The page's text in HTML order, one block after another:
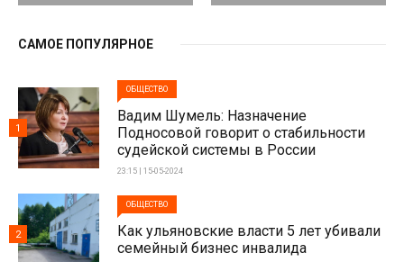
САМОЕ ПОПУЛЯРНОЕ
ОБЩЕСТВО
Вадим Шумель: Назначение
Подносовой говорит о стабильности
судейской системы в России
23:15 | 15-05-2024
1
ОБЩЕСТВО
Как ульяновские власти 5 лет убивали
семейный бизнес инвалида
2